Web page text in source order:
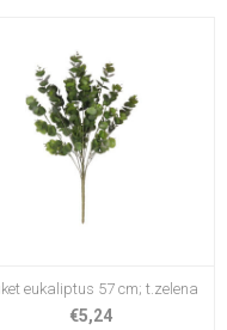
eukaliptus 57 cm; t.zelena
€5,24